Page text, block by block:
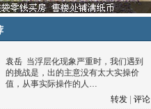
袁岳 当浮层化现象严重时，我们遇到
的挑战是，出的主意没有太大实操价
值，从事实际操作的人…
转发
评论